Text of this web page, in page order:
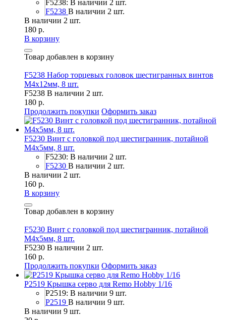
F5238: В наличии 2 шт.
F5238 В наличии 2 шт.
В наличии 2 шт.
180 р.
В корзину
Товар добавлен в корзину
F5238 Набор торцевых головок шестигранных винтов
M4x12мм, 8 шт.
F5238 В наличии 2 шт.
180 р.
Продолжить покупки Оформить заказ
F5230 Винт с головкой под шестигранник, потайной
М4х5мм, 8 шт.
F5230: В наличии 2 шт.
F5230 В наличии 2 шт.
В наличии 2 шт.
160 р.
В корзину
Товар добавлен в корзину
F5230 Винт с головкой под шестигранник, потайной
М4х5мм, 8 шт.
F5230 В наличии 2 шт.
160 р.
Продолжить покупки Оформить заказ
P2519 Крышка серво для Remo Hobby 1/16
P2519: В наличии 9 шт.
P2519 В наличии 9 шт.
В наличии 9 шт.